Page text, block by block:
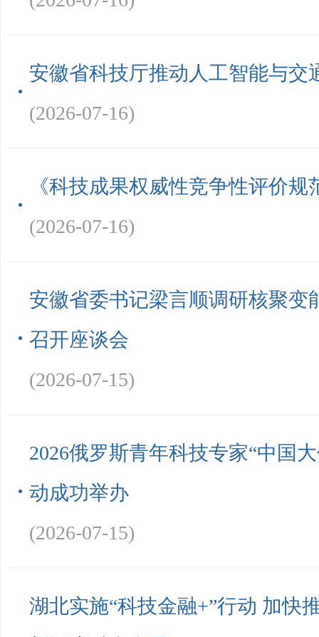
安徽省科技厅推动人工智能与交
(2026-07-16)
《科技成果权威性竞争性评价
(2026-07-16)
安徽省委书记梁言顺调研核聚变
召开座谈会
(2026-07-15)
2026俄罗斯青年科技专家“中国
动成功举办
(2026-07-15)
湖北实施“科技金融+”行动 加快